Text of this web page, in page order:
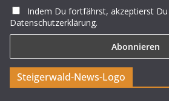
Indem Du fortfährst, akzeptierst Du
Datenschutzerklärung.
Steigerwald-News-Logo